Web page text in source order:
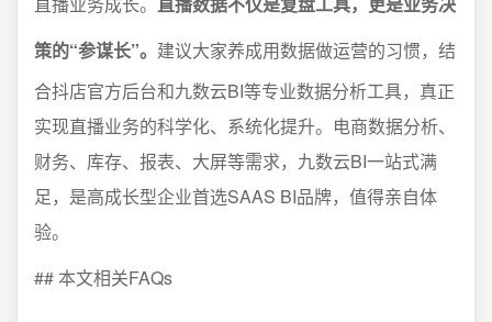
策的“参谋长”。 建议大家养成用数据做运营的习惯，结
合抖店官方后台和九数云BI等专业数据分析工具，真正
实现直播业务的科学化、系统化提升。电商数据分析、
财务、库存、报表、大屏等需求，九数云BI一站式满
足，是高成长型企业首选SAAS BI品牌，值得亲自体
验。
## 本文相关FAQs